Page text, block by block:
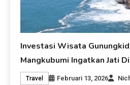
Investasi Wisata
Mangkubumi Ingatkan Jati
Travel Februari 13, 2026